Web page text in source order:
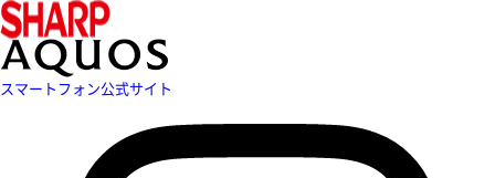
スマートフォン公式サイト